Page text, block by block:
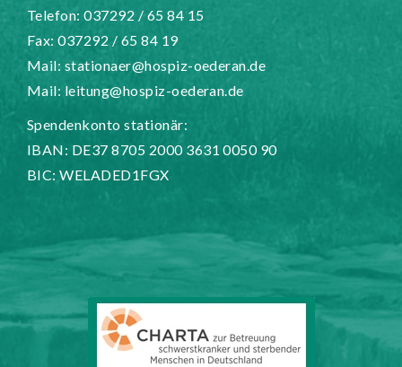
Telefon: 037292 / 65 84 15
Fax: 037292 / 65 84 19
Mail: stationaer@hospiz-oederan.de
Mail: leitung@hospiz-oederan.de
Spendenkonto stationär:
IBAN: DE37 8705 2000 3631 0050 90
BIC: WELADED1FGX